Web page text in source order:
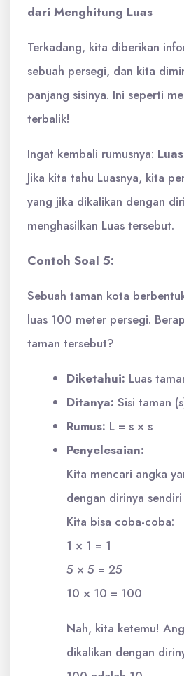
dari Menghitung Luas
Terkadang, kita diberikan
sebuah persegi, dan kita
panjang sisinya. Ini seperti
terbalik!
Ingat kembali rumusnya:
Jika kita tahu Luasnya, kita
yang jika dikalikan dengan
menghasilkan Luas tersebut.
Contoh Soal 5:
Sebuah taman kota
luas 100 meter persegi.
taman tersebut?
Diketahui: Luas
Ditanya: Sisi taman
Rumus: L = s × s
Penyelesaian:
Kita mencari angka
dengan dirinya
Kita bisa coba-coba:
1 × 1 = 1
5 × 5 = 25
10 × 10 = 100
Nah, kita ketemu!
dikalikan dengan